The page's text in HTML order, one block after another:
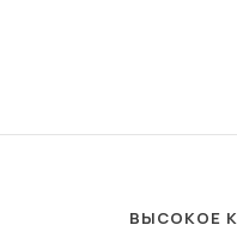
ВЫСОКОЕ